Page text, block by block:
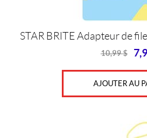
STAR BRITE Adapteur de
10,99$
$.
is:
$.
AJOUTER AU